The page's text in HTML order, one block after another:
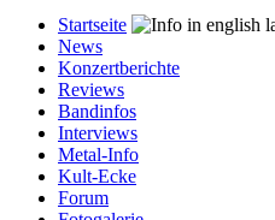
Startseite
News
Konzertberichte
Reviews
Bandinfos
Interviews
Metal-Info
Kult-Ecke
Forum